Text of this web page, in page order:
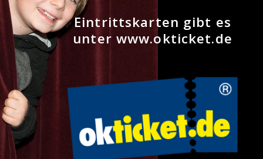
Eintrittskarten gibt es
unter www.okticket.de